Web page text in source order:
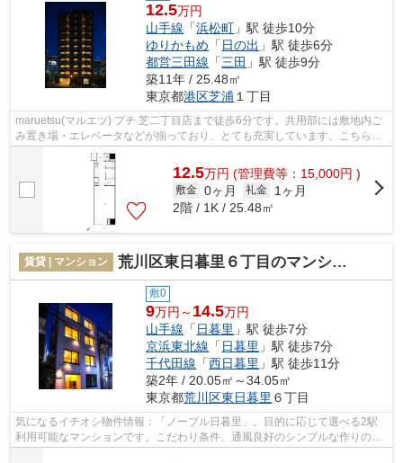
12.5万円
山手線 「浜松町 」駅 徒歩10分
ゆりかもめ 「 日の出 」駅 徒歩6分
都営三田線 「三田 」駅 徒歩9分
築11年 / 25.48㎡
東京都港区芝浦 １丁目
maruetsu(マルエツ) プチ 芝二丁目店まで徒歩6分です。共用部には敷地内ご
み置き場・エレベータなどが揃っており、とても充実しています。こちらは
初期費用をカードでお支払いいただけ...
12.5万円 (管理費等：15,000円 )
敷金 0ヶ月 礼金
1ヶ月
2階 / 1K / 25.48㎡
賃貸 | マンション 荒川区東日暮里６丁目のマンション
敷0
9万円～ 14.5万円
山手線 「 日暮里 」駅 徒歩7分
京浜東北線 「 日暮里 」駅 徒歩7分
千代田線 「西日暮里 」駅 徒歩11分
築2年 / 20.05㎡～34.05㎡
東京都荒川区東日暮里 ６丁目
気になるイチオシ物件情報：「ノーブル日暮里」。目的に応じて選べる2駅
利用可能なマンションです。こだわり条件、通風良好のシンプルな作りのマ